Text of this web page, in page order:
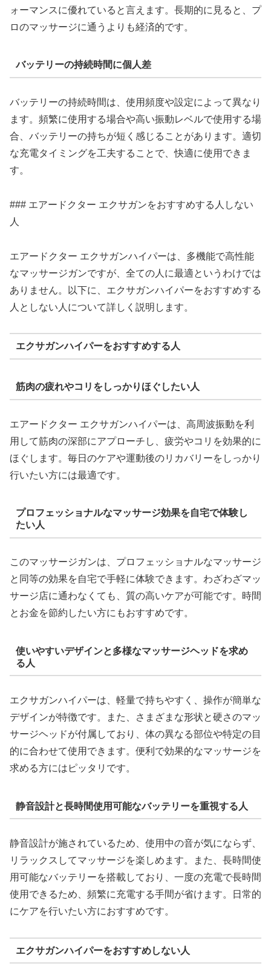
ォーマンスに優れていると言えます。長期的に見ると、プ
ロのマッサージに通うよりも経済的です。
バッテリーの持続時間に個人差
バッテリーの持続時間は、使用頻度や設定によって異なり
ます。頻繁に使用する場合や高い振動レベルで使用する場
合、バッテリーの持ちが短く感じることがあります。適切
な充電タイミングを工夫することで、快適に使用できま
す。
### エアードクター エクサガンをおすすめする人しない
人
エアードクター エクサガンハイパーは、多機能で高性能
なマッサージガンですが、全ての人に最適というわけでは
ありません。以下に、エクサガンハイパーをおすすめする
人としない人について詳しく説明します。
エクサガンハイパーをおすすめする人
筋肉の疲れやコリをしっかりほぐしたい人
エアードクター エクサガンハイパーは、高周波振動を利
用して筋肉の深部にアプローチし、疲労やコリを効果的に
ほぐします。毎日のケアや運動後のリカバリーをしっかり
行いたい方には最適です。
プロフェッショナルなマッサージ効果を自宅で体験し
たい人
このマッサージガンは、プロフェッショナルなマッサージ
と同等の効果を自宅で手軽に体験できます。わざわざマッ
サージ店に通わなくても、質の高いケアが可能です。時間
とお金を節約したい方にもおすすめです。
使いやすいデザインと多様なマッサージヘッドを求め
る人
エクサガンハイパーは、軽量で持ちやすく、操作が簡単な
デザインが特徴です。また、さまざまな形状と硬さのマッ
サージヘッドが付属しており、体の異なる部位や特定の目
的に合わせて使用できます。便利で効果的なマッサージを
求める方にはピッタリです。
静音設計と長時間使用可能なバッテリーを重視する人
静音設計が施されているため、使用中の音が気にならず、
リラックスしてマッサージを楽しめます。また、長時間使
用可能なバッテリーを搭載しており、一度の充電で長時間
使用できるため、頻繁に充電する手間が省けます。日常的
にケアを行いたい方におすすめです。
エクサガンハイパーをおすすめしない人